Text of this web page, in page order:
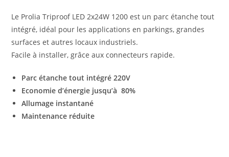
Le Prolia Triproof LED 2x24W 1200 est un parc étanche tout
intégré, idéal pour les applications en parkings, grandes
surfaces et autres locaux industriels.
Facile à installer, grâce aux connecteurs rapide.
Parc étanche tout intégré 220V
Economie d’énergie jusqu’à 80%
Allumage instantané
Maintenance réduite